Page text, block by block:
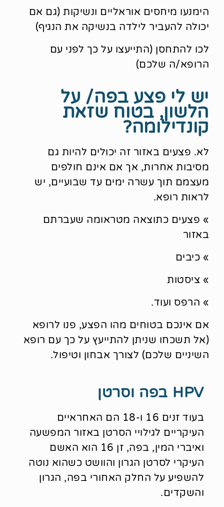
הימנעו מיחסים אוראליים ונשיקות (גם אם
יכולה להעביר לילדה בנשיקה את הנגיף)
לכו להתחסן (התייעצו על כך לפני עם
הרופא/ה שלכם)
יש לי פצע בפה/ על
הלשון, בטוח שזאת
קונדילומה?
לא. פצעים באזור זה יכולים להיות גם
מסיבות אחרות, אך אם אינם חולפים
מעצמם תוך עשרה ימים עד שבועיים, יש
לראות רופא.
» פצעים כתוצאה מטראומה שעברתם
באזור
» כיבים
» ציסטות
» הרפס ועוד.
אם אינכם בטוחים מהו הפצע, פנו לרופא
(אל תשכחו שניתן להתייעץ על כך עם רופא
השיניים שלכם) לצורך אבחון וטיפול.
HPV בפה וסרטן
בעוד זנים 16 ו-18 הם האחראיים
העיקריים לגילויי הסרטן באזור המפשעה
ואיברי המין, בפה, זן 16 הוא האשם
העיקרי לסרטן הגרון והוושט כשהוא נוטה
להשפיע על החלק האחורי בפה, הגרון
והשקדים.